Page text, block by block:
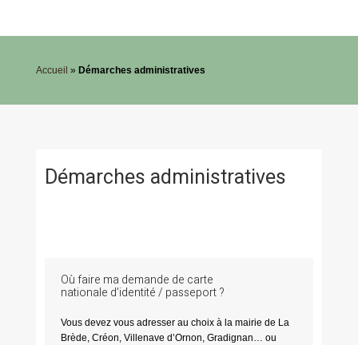
Accueil » Démarches administratives
Démarches administratives
Où faire ma demande de carte
nationale d’identité / passeport ?
Vous devez vous adresser au choix à la mairie de La
Brède, Créon, Villenave d’Ornon, Gradignan… ou